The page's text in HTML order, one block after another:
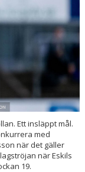
Ett insläppt mål.
med
när det gäller
när Eskils
19.